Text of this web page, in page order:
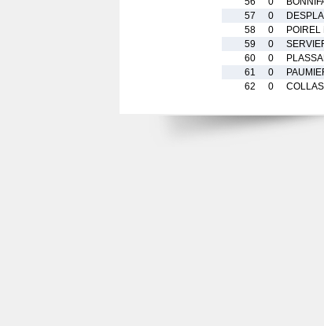
57
0
58
0
59
0
60
0
61
0
62
0